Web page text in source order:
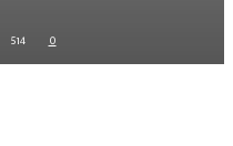
514 0